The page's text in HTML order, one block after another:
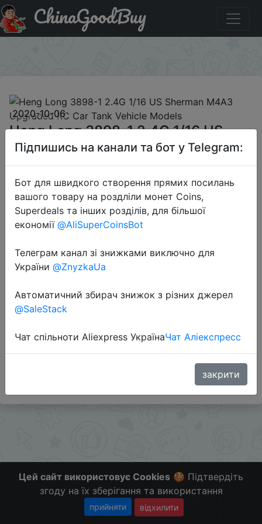
Купити по знижці BG1725AS Heng Long 3898-1 2.4G 1/16
US Sherman M4A3 Upgraded RC Car Tank Vehicle Models
ChinaGoodBuy
2020-10-06
Heng Long 3898-1 2.4G 1/16 US
Sherman M4A3 Upgraded RC Car
Tank Vehicle Models
$132.87
Промокод:"BG1725AS"
t.me/ChinaGoodBuy
Цей сайт використовує Cookies 🍪 Підтвердіть
згоду на їх зберігання та використання
прийняти відхилити
Підпишись на канали та бот у Telegram:
Бот для швидкого створення прямих посилань
вашого товару на роздліли монет Coins,
Superdeals та інших розділів, для більшої
економії @AliSuperCoinsBot
Телеграм канал зі знижками виключно для
України @ZnyzkaUa
Автоматичний збирач знижок з різних джерел
@SaleStack
Чат спільноти Aliexpress УкраїнаЧат Аліекспресс
закрити